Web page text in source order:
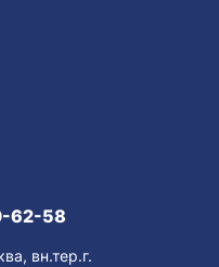
62-58
вн.тер.г.